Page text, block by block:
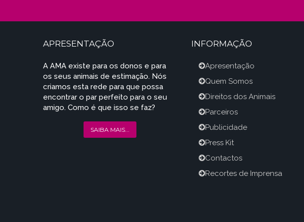
APRESENTAÇÃO
A AMA existe para os donos e para
os seus animais de estimação. Nós
criamos esta rede para que possa
encontrar o par perfeito para o seu
amigo. Como é que isso se faz?
SAIBA MAIS...
INFORMAÇÃO
Apresentação
Quem Somos
Direitos dos Animais
Parceiros
Publicidade
Press Kit
Contactos
Recortes de Imprensa